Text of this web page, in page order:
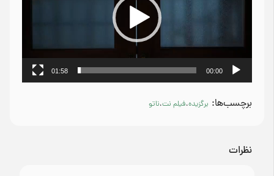
00:00
01:58
برچسب‌ها: برگزیده،فیلم نت،ناتو
نظرات